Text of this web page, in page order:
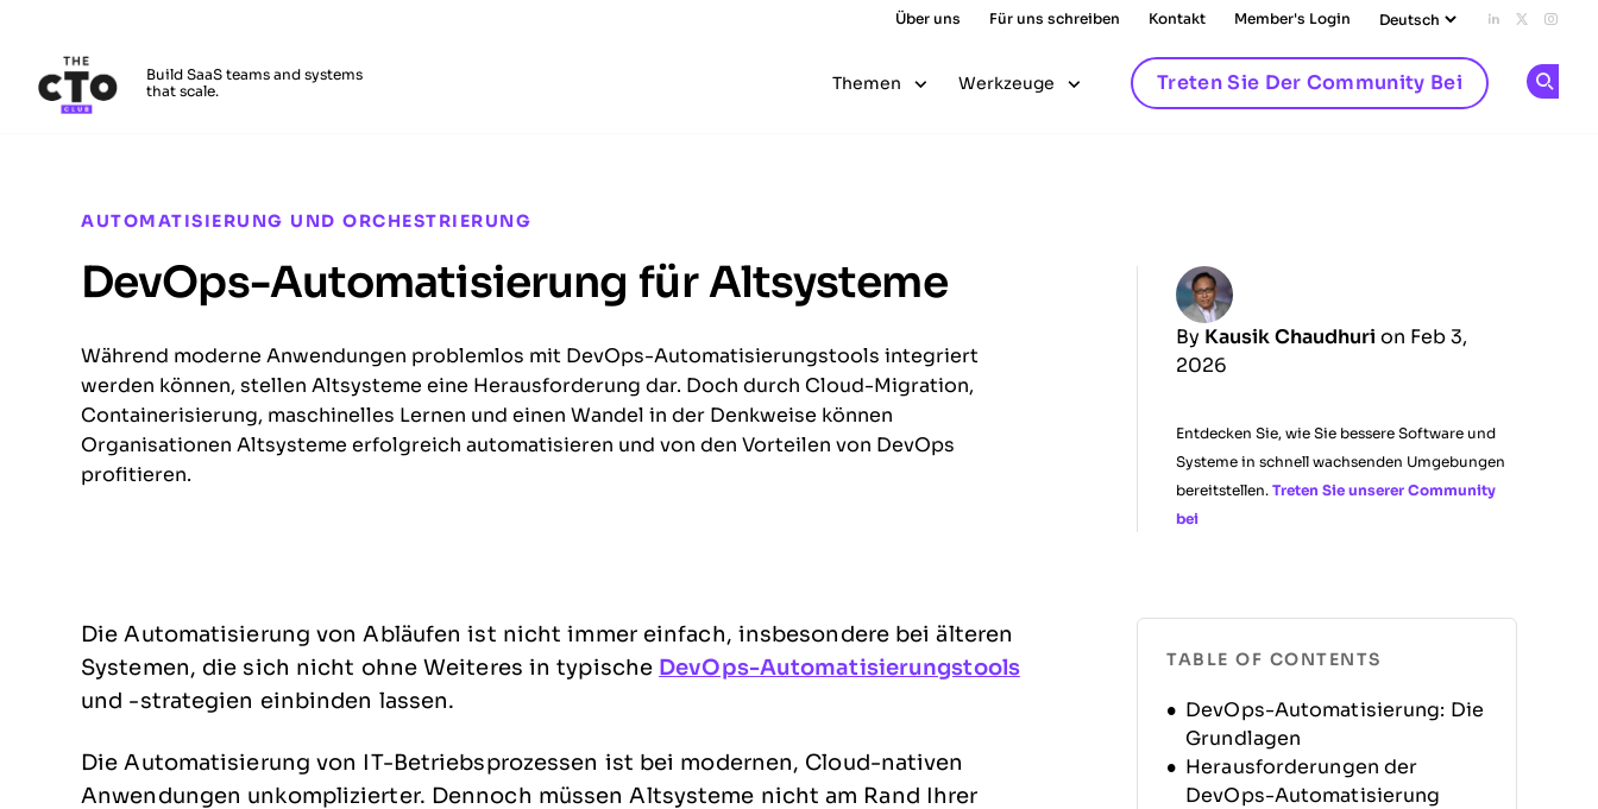
Über uns Für uns schreiben Kontakt Member's Login Add us on
Follow
Build SaaS teams and systems
that scale.
Themen Werkzeuge Treten Sie Der Community Bei
AUTOMATISIERUNG UND ORCHESTRIERUNG
DevOps-Automatisierung für Altsysteme
By Kausik Chaudhuri on Feb 3,
2026
Entdecken Sie, wie Sie bessere Software und
Systeme in schnell wachsenden Umgebungen
bereitstellen. Treten Sie unserer Community
bei
Während moderne Anwendungen problemlos mit DevOps-Automatisierungstools integriert
werden können, stellen Altsysteme eine Herausforderung dar. Doch durch Cloud-Migration,
Containerisierung, maschinelles Lernen und einen Wandel in der Denkweise können
Organisationen Altsysteme erfolgreich automatisieren und von den Vorteilen von DevOps
profitieren.
Die Automatisierung von Abläufen ist nicht immer einfach, insbesondere bei älteren
Systemen, die sich nicht ohne Weiteres in typische DevOps-Automatisierungstools
und -strategien einbinden lassen.
Die Automatisierung von IT-Betriebsprozessen ist bei modernen, Cloud-nativen
Anwendungen unkomplizierter. Dennoch müssen Altsysteme nicht am Rand Ihrer
TABLE OF CONTENTS
DevOps-Automatisierung: Die
Grundlagen
Herausforderungen der
DevOps-Automatisierung